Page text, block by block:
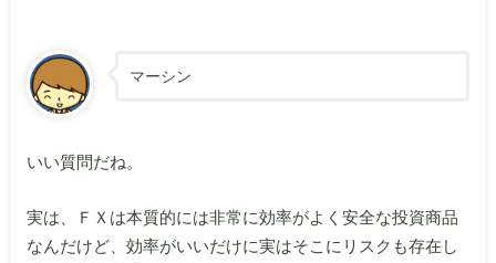
マーシン
いい質問だね。
実は、ＦＸは本質的には非常に効率がよく安全な投資商品
なんだけど、効率がいいだけに実はそこにリスクも存在し